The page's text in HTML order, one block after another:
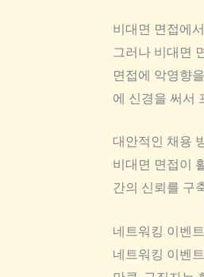
비대면 면접에
그러나 비대면
면접에 악영향
에 신경을 써서
대안적인 채용
비대면 면접이
간의 신뢰를 구
네트워킹 이벤
네트워킹 이벤